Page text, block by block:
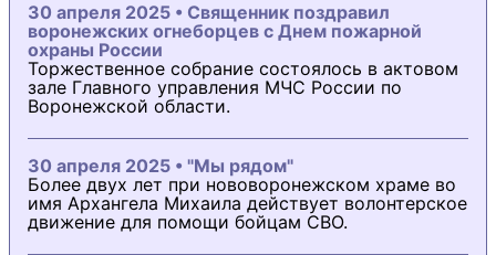
30 апреля 2025 • Священник поздравил
воронежских огнеборцев с Днем пожарной
охраны России
Торжественное собрание состоялось в актовом
зале Главного управления МЧС России по
Воронежской области.
30 апреля 2025 • "Мы рядом"
Более двух лет при нововоронежском храме во
имя Архангела Михаила действует волонтерское
движение для помощи бойцам СВО.